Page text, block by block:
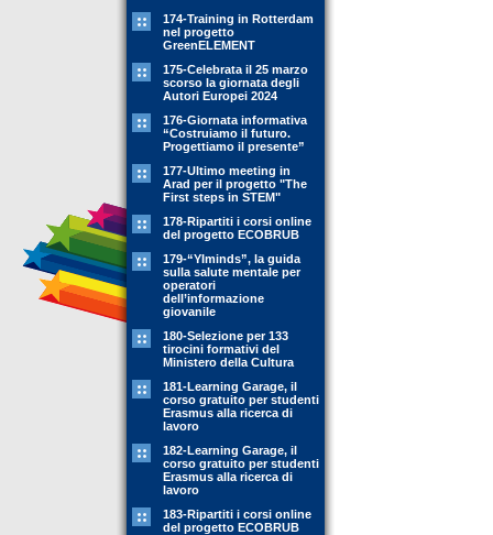
174-Training in Rotterdam
nel progetto
GreenELEMENT
175-Celebrata il 25 marzo
scorso la giornata degli
Autori Europei 2024
176-Giornata informativa
“Costruiamo il futuro.
Progettiamo il presente”
177-Ultimo meeting in
Arad per il progetto "The
First steps in STEM"
178-Ripartiti i corsi online
del progetto ECOBRUB
179-“YIminds”, la guida
sulla salute mentale per
operatori
dell’informazione
giovanile
180-Selezione per 133
tirocini formativi del
Ministero della Cultura
181-Learning Garage, il
corso gratuito per studenti
Erasmus alla ricerca di
lavoro
182-Learning Garage, il
corso gratuito per studenti
Erasmus alla ricerca di
lavoro
183-Ripartiti i corsi online
del progetto ECOBRUB